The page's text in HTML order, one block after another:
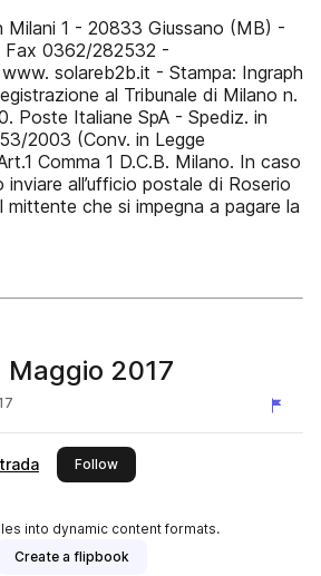
Milani 1 - 20833 Giussano (MB) -
0362/282532 -
solareb2b.it - Stampa: Ingraph
al Tribunale di Milano n.
Poste Italiane SpA - Spediz. in
2003 (Conv. in Legge
Comma 1 D.C.B. Milano. In caso
all’ufficio postale di Roserio
mittente che si impegna a pagare la
2017
Followthis publisher
into dynamic content formats.
Create a flipbook